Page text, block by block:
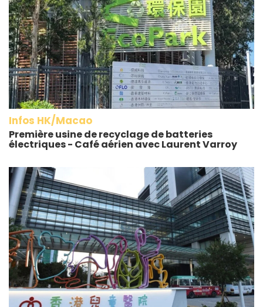
Infos HK/Macao
Première usine de recyclage de batteries
électriques - Café aérien avec Laurent Varroy